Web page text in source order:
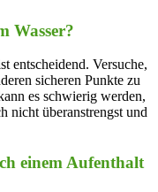
Wasser?
entscheidend. Versuche,
sicheren Punkte zu⁤
es schwierig werden,
nicht überanstrengst ‍und
einem Aufenthalt